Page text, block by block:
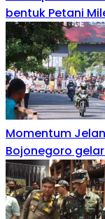
bentuk Petani
Momentum
Bojonegoro